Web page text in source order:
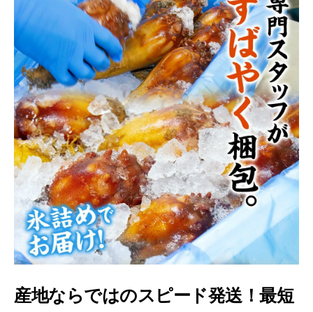
産地ならではのスピード発送！最短